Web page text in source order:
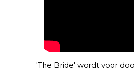
'The Bride' wordt voor